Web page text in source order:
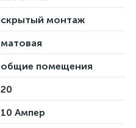
скрытый монтаж
матовая
общие помещения
20
10 Ампер